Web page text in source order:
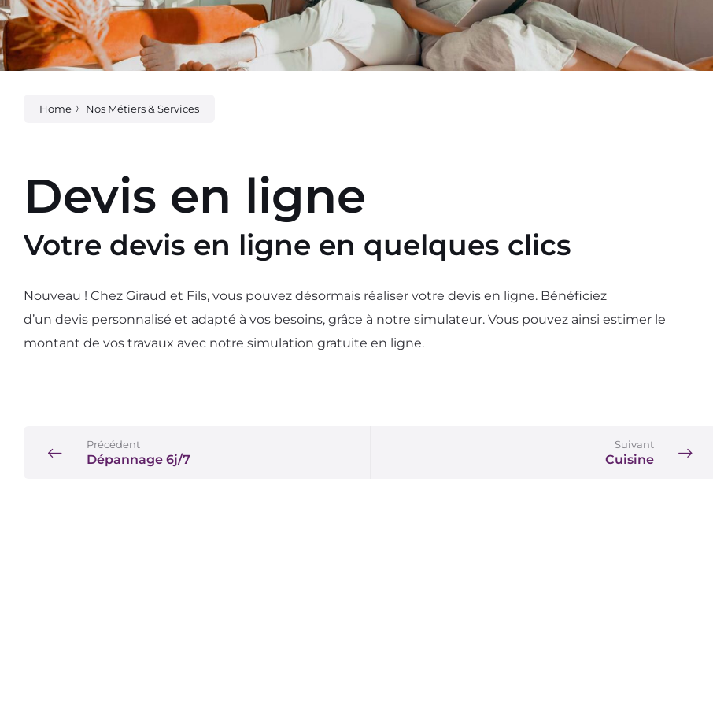
Home Nos Métiers & Services
Devis en ligne
Votre devis en ligne en quelques clics
Nouveau ! Chez Giraud et Fils, vous pouvez désormais réaliser votre devis en ligne. Bénéficiez
d’un devis personnalisé et adapté à vos besoins, grâce à notre simulateur. Vous pouvez ainsi estimer le
montant de vos travaux avec notre simulation gratuite en ligne.
Précédent
Dépannage 6j/7
Suivant
Cuisine